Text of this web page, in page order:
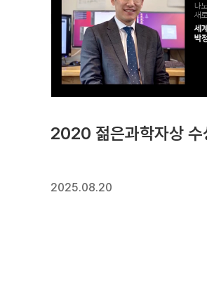
2020 젊은과학자상 수
2025.08.20